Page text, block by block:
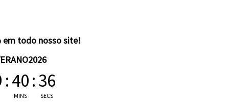
em todo nosso site!
:40
MINS
:35
SECS